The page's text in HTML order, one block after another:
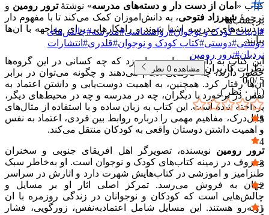
کتاب « امان از دست دار و دسته‌های مدرسه» نوشتهٔترور رومین و
ترجمهٔ شهرزاد فتوحی، به دانش‌اموزان کمک می‌کند تا با مفهوم دار
و دسته‌های مدرسه اشنا شوند و راهکارهایی برای مواجهه با ان‌ها
بیابند.
این کتاب به دانش‌اموزان می‌اموزد که چه کسانی در این گروه‌ها
حضور دارند، چه کارهایی انجام می‌دهند و چگونه می‌توان در برابر
ان‌ها رفتار کرد. همچنین، به اهمیت دوست‌یابی و داشتن اعتماد به
نفس در برخورد با دیگران، چه در مدرسه و چه در محیط‌های دیگر،
پرداخته شده است. این کتاب به زبان ساده و با استفاده از مثال‌های
قابل‌درک، مفاهیم مهمی را درباره روابط بین فردی، اعتماد به نفس
و اهمیت داشتن دوستان واقعی به کودکان منتقل می‌کند.
ترور رومین نویسنده، تصویرگر اهل افریقای جنوبی و سخنران
معروف در زمینه کتاب‌های کودک و نوجوان است. او به‌خاطر سبک
طنزامیز و اموزشی در کتاب‌هایش شهرت دارد و اثارش در سراسر
جهان به فروش می‌رسد. تمرکز اصلی اثار او بر مسایل و
چالش‌هایی است که کودکان و نوجوانان در زندگی روزمره با ان
روبه‌رو هستند. این مسایل شامل اعتمادبه‌نفس، زورگویی، فشار
برچسب‌ها
#ادبیات کودک و نوجوان#روانشناسی#مدرسه#چالش‌های
دوستی#دوستی#کتاب کودک و نوجوان#قلدری# انتشارات
نردبان#ترور رومین
نظرات کاربران
مشاهده 0 نظر
5 /
0.0
( از
۰ نظر )
5
۰
4
۰
3
۰
2
۰
1